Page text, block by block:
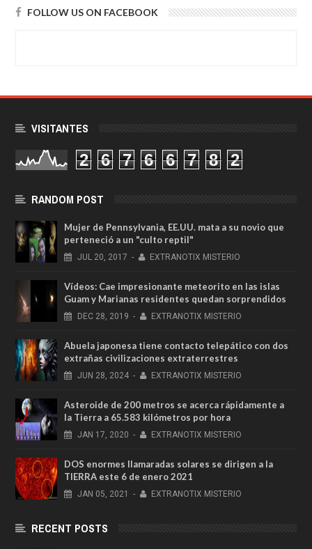
FOLLOW US ON FACEBOOK
VISITANTES
2 6 7 6 6 7 8 2
RANDOM POST
Mujer de Pennsylvania, EE.UU. mata a su novio que
perteneció a un "culto reptil"
JUL 20, 2017 - EXTRANOTIX MISTERIO
Vídeos: Cae impresionante meteorito en las islas
Guam y Marianas residentes quedan sorprendidos
DEC 28, 2019 - EXTRANOTIX MISTERIO
Abuela japonesa tiene contacto telepático con dos
extrañas civilizaciones extraterrestres
JUN 28, 2024 - EXTRANOTIX MISTERIO
Asteroide de 200 metros se acerca rápidamente a
la Tierra a 65.583 kilómetros por hora
JAN 17, 2020 - EXTRANOTIX MISTERIO
DOS enormes llamaradas solares se dirigen a la
TIERRA este 6 de enero 2021
JAN 05, 2021 - EXTRANOTIX MISTERIO
RECENT POSTS